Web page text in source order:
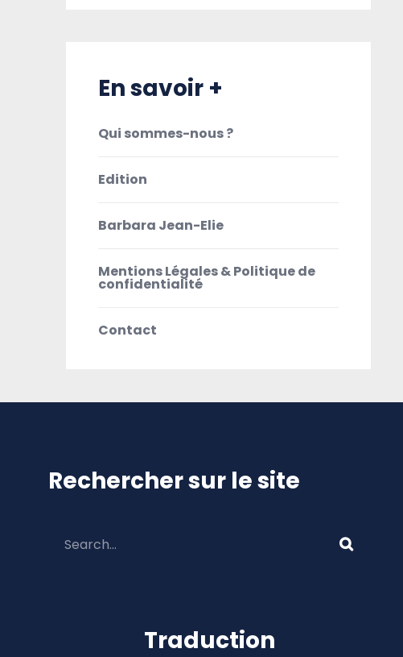
En savoir +
Qui sommes-nous ?
Edition
Barbara Jean-Elie
Mentions Légales & Politique de
confidentialité
Contact
Rechercher sur le site
Traduction